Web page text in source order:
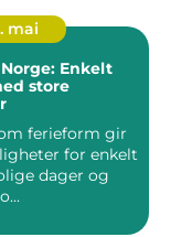
mai
Enkelt
store
ferieform gir
for enkelt
dager og